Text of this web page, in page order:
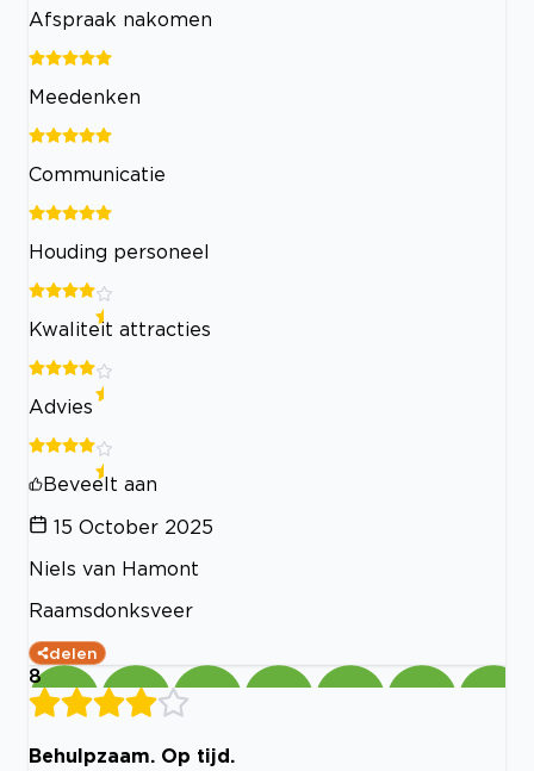
Afspraak nakomen
Meedenken
Communicatie
Houding personeel
Kwaliteit attracties
Advies
Beveelt aan
15 October 2025
Niels van Hamont
Raamsdonksveer
delen
8
Behulpzaam. Op tijd.